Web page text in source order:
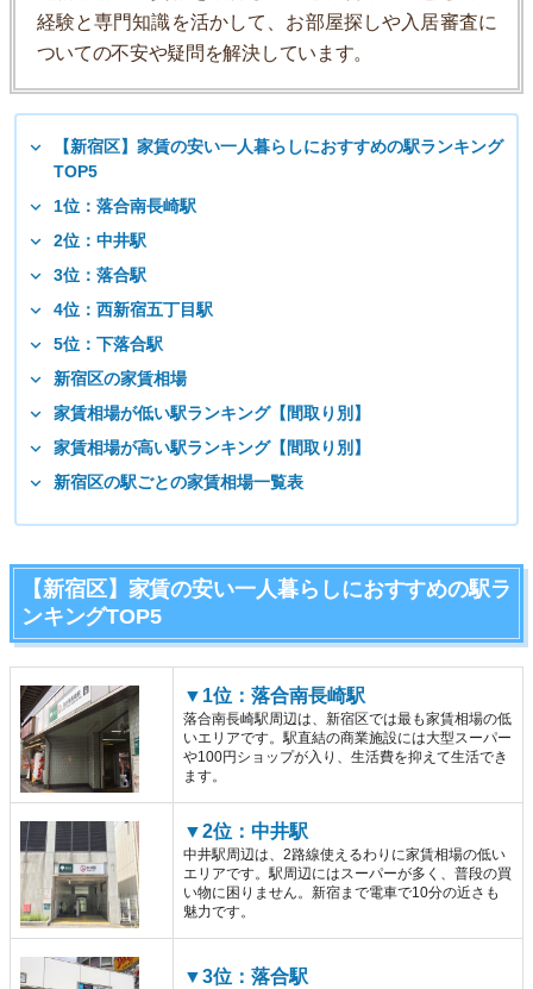
経験と専門知識を活かして、お部屋探しや入居審査に
ついての不安や疑問を解決しています。
【新宿区】家賃の安い一人暮らしにおすすめの駅ランキング
TOP5
1位：落合南長崎駅
2位：中井駅
3位：落合駅
4位：西新宿五丁目駅
5位：下落合駅
新宿区の家賃相場
家賃相場が低い駅ランキング【間取り別】
家賃相場が高い駅ランキング【間取り別】
新宿区の駅ごとの家賃相場一覧表
【新宿区】家賃の安い一人暮らしにおすすめの駅ラ
ンキングTOP5
▼1位：落合南長崎駅
落合南長崎駅周辺は、新宿区では最も家賃相場の低
いエリアです。駅直結の商業施設には大型スーパー
や100円ショップが入り、生活費を抑えて生活でき
ます。
▼2位：中井駅
中井駅周辺は、2路線使えるわりに家賃相場の低い
エリアです。駅周辺にはスーパーが多く、普段の買
い物に困りません。新宿まで電車で10分の近さも
魅力です。
▼3位：落合駅